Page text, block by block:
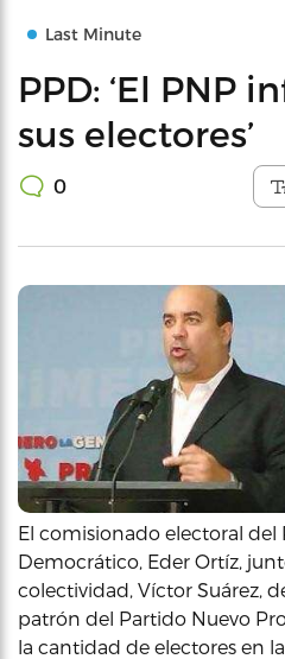
Last Minute
PPD: ‘El PNP
sus electores’
0
El comisionado electoral del
Democrático, Eder Ortíz,
colectividad, Víctor Suárez,
patrón del Partido Nuevo
la cantidad de electores en